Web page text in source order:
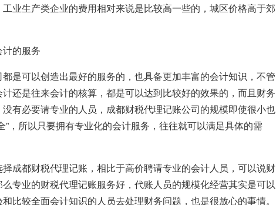
业生产类企业的费用相对来说是比较高一些的，城区价格高于郊
的服务
是可以创造出最好的服务的，也具备更加丰富的会计知识，不管
还是往来会计的核算，都是可以达到比较好的效果的，而且财务
有必要请专业的人员，成都财税代理记账公司的规模即使很小也
，所以只要拥有专业化的会计服务，往往就可以满足具体的需
成都财税代理记账，相比于高价聘请专业的会计人员，可以说财
专业的财税代理记账服务好，代账人员的规模化经营其实是可以
比较全面会计知识的人员去处理财务问题，也是很放心的事情。